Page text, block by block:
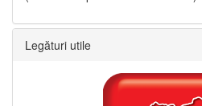
Legături utile